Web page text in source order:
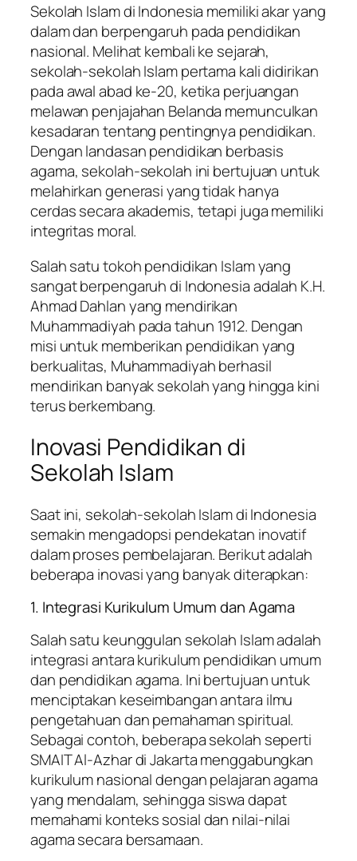
Sekolah Islam di Indonesia memiliki akar yang
dalam dan berpengaruh pada pendidikan
nasional. Melihat kembali ke sejarah,
sekolah-sekolah Islam pertama kali didirikan
pada awal abad ke-20, ketika perjuangan
melawan penjajahan Belanda memunculkan
kesadaran tentang pentingnya pendidikan.
Dengan landasan pendidikan berbasis
agama, sekolah-sekolah ini bertujuan untuk
melahirkan generasi yang tidak hanya
cerdas secara akademis, tetapi juga memiliki
integritas moral.
Salah satu tokoh pendidikan Islam yang
sangat berpengaruh di Indonesia adalah K.H.
Ahmad Dahlan yang mendirikan
Muhammadiyah pada tahun 1912. Dengan
misi untuk memberikan pendidikan yang
berkualitas, Muhammadiyah berhasil
mendirikan banyak sekolah yang hingga kini
terus berkembang.
Inovasi Pendidikan di
Sekolah Islam
Saat ini, sekolah-sekolah Islam di Indonesia
semakin mengadopsi pendekatan inovatif
dalam proses pembelajaran. Berikut adalah
beberapa inovasi yang banyak diterapkan:
1. Integrasi Kurikulum Umum dan Agama
Salah satu keunggulan sekolah Islam adalah
integrasi antara kurikulum pendidikan umum
dan pendidikan agama. Ini bertujuan untuk
menciptakan keseimbangan antara ilmu
pengetahuan dan pemahaman spiritual.
Sebagai contoh, beberapa sekolah seperti
SMAIT Al-Azhar di Jakarta menggabungkan
kurikulum nasional dengan pelajaran agama
yang mendalam, sehingga siswa dapat
memahami konteks sosial dan nilai-nilai
agama secara bersamaan.